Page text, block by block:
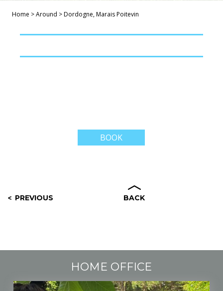
Home >Around >Dordogne, Marais Poitevin
BOOK
PREVIOUS BACK
HOME OFFICE